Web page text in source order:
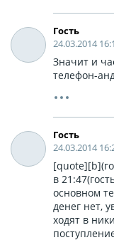
Гость
24.03.2014
Значит и
телефон-
Гость
24.03.2014
в
основном
денег нет,
ходят в